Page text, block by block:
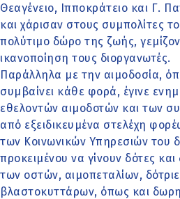
Θεαγένειο, Ιπποκράτειο και Γ.
και χάρισαν στους συμπολίτες
πολύτιμο δώρο της ζωής,
ικανοποίηση τους διοργανωτές.
Παράλληλα με την αιμοδοσία,
συμβαίνει κάθε φορά, έγινε
εθελοντών αιμοδοτών και των
από εξειδικευμένα στελέχη
των Κοινωνικών Υπηρεσιών του
προκειμένου να γίνουν δότες και
των οστών, αιμοπεταλίων,
βλαστοκυττάρων, όπως και